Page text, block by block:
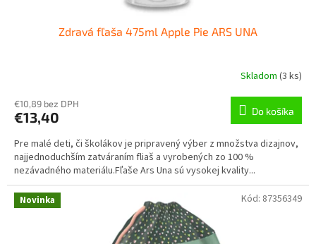
Zdravá fľaša 475ml Apple Pie ARS UNA
Skladom (3 ks)
€10,89 bez DPH
€13,40 Do košíka
Pre malé deti, či školákov je pripravený výber z množstva dizajnov,
najjednoduchším zatváraním fliaš a vyrobených zo 100 %
nezávadného materiálu.Fľaše Ars Una sú vysokej kvality...
Novinka Kód: 87356349